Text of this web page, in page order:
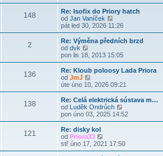
v
e
í
s
p
ě
v
e
n
í
ř
í
s
ě
v
e
k
s
l
e
d
n
í
ř
í
s
ě
v
e
k
b
r
a
z
p
o
s
e
n
í
p
ř
í
s
p
ě
v
e
148
Re: Isofix do Priory hatch
od Jan Vaníček
o
b
r
z
p
o
s
e
d
n
í
í
s
pát led 30, 2026 11:26
2
Re: Výměna předních brzd
od dvk
o
b
r
a
z
p
o
s
e
d
n
í
pon lis 18, 2013 15:05
136
Re: Kloub poloosy Lada Priora
od JmJ
o
b
r
a
z
t
p
o
s
úte úno 10, 2026 09:21
138
Re: Celá elektrická sústava m…
od Luděk Ondrůch
o
b
z
pon úno 03, 2025 14:52
121
Re: disky kol
od Priora33
o
b
stř úno 17, 2021 17:50